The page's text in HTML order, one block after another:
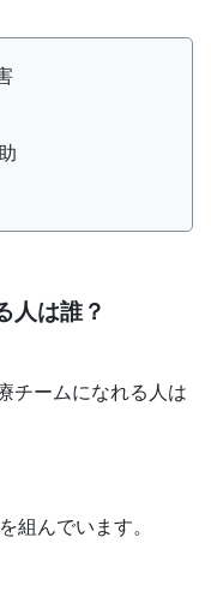
人は誰？
チームになれる人は
組んでいます。